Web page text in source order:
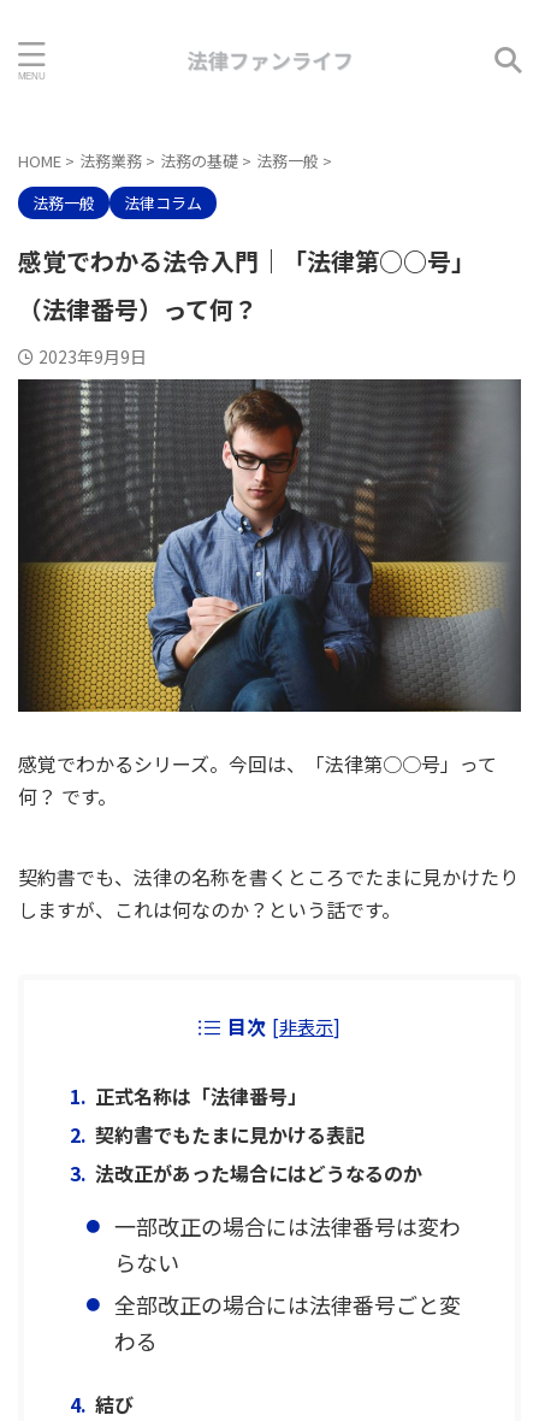
HOME > 法務業務 > 法務の基礎 > 法務一般 >
法務一般
法律コラム
感覚でわかる法令入門｜「法律第○○号」
（法律番号）って何？
2023年9月9日
感覚でわかるシリーズ。今回は、「法律第○○号」って
何？ です。
契約書でも、法律の名称を書くところでたまに見かけたり
しますが、これは何なのか？という話です。
目次 [非表示]
正式名称は「法律番号」
契約書でもたまに見かける表記
法改正があった場合にはどうなるのか
一部改正の場合には法律番号は変わ
らない
全部改正の場合には法律番号ごと変
わる
結び